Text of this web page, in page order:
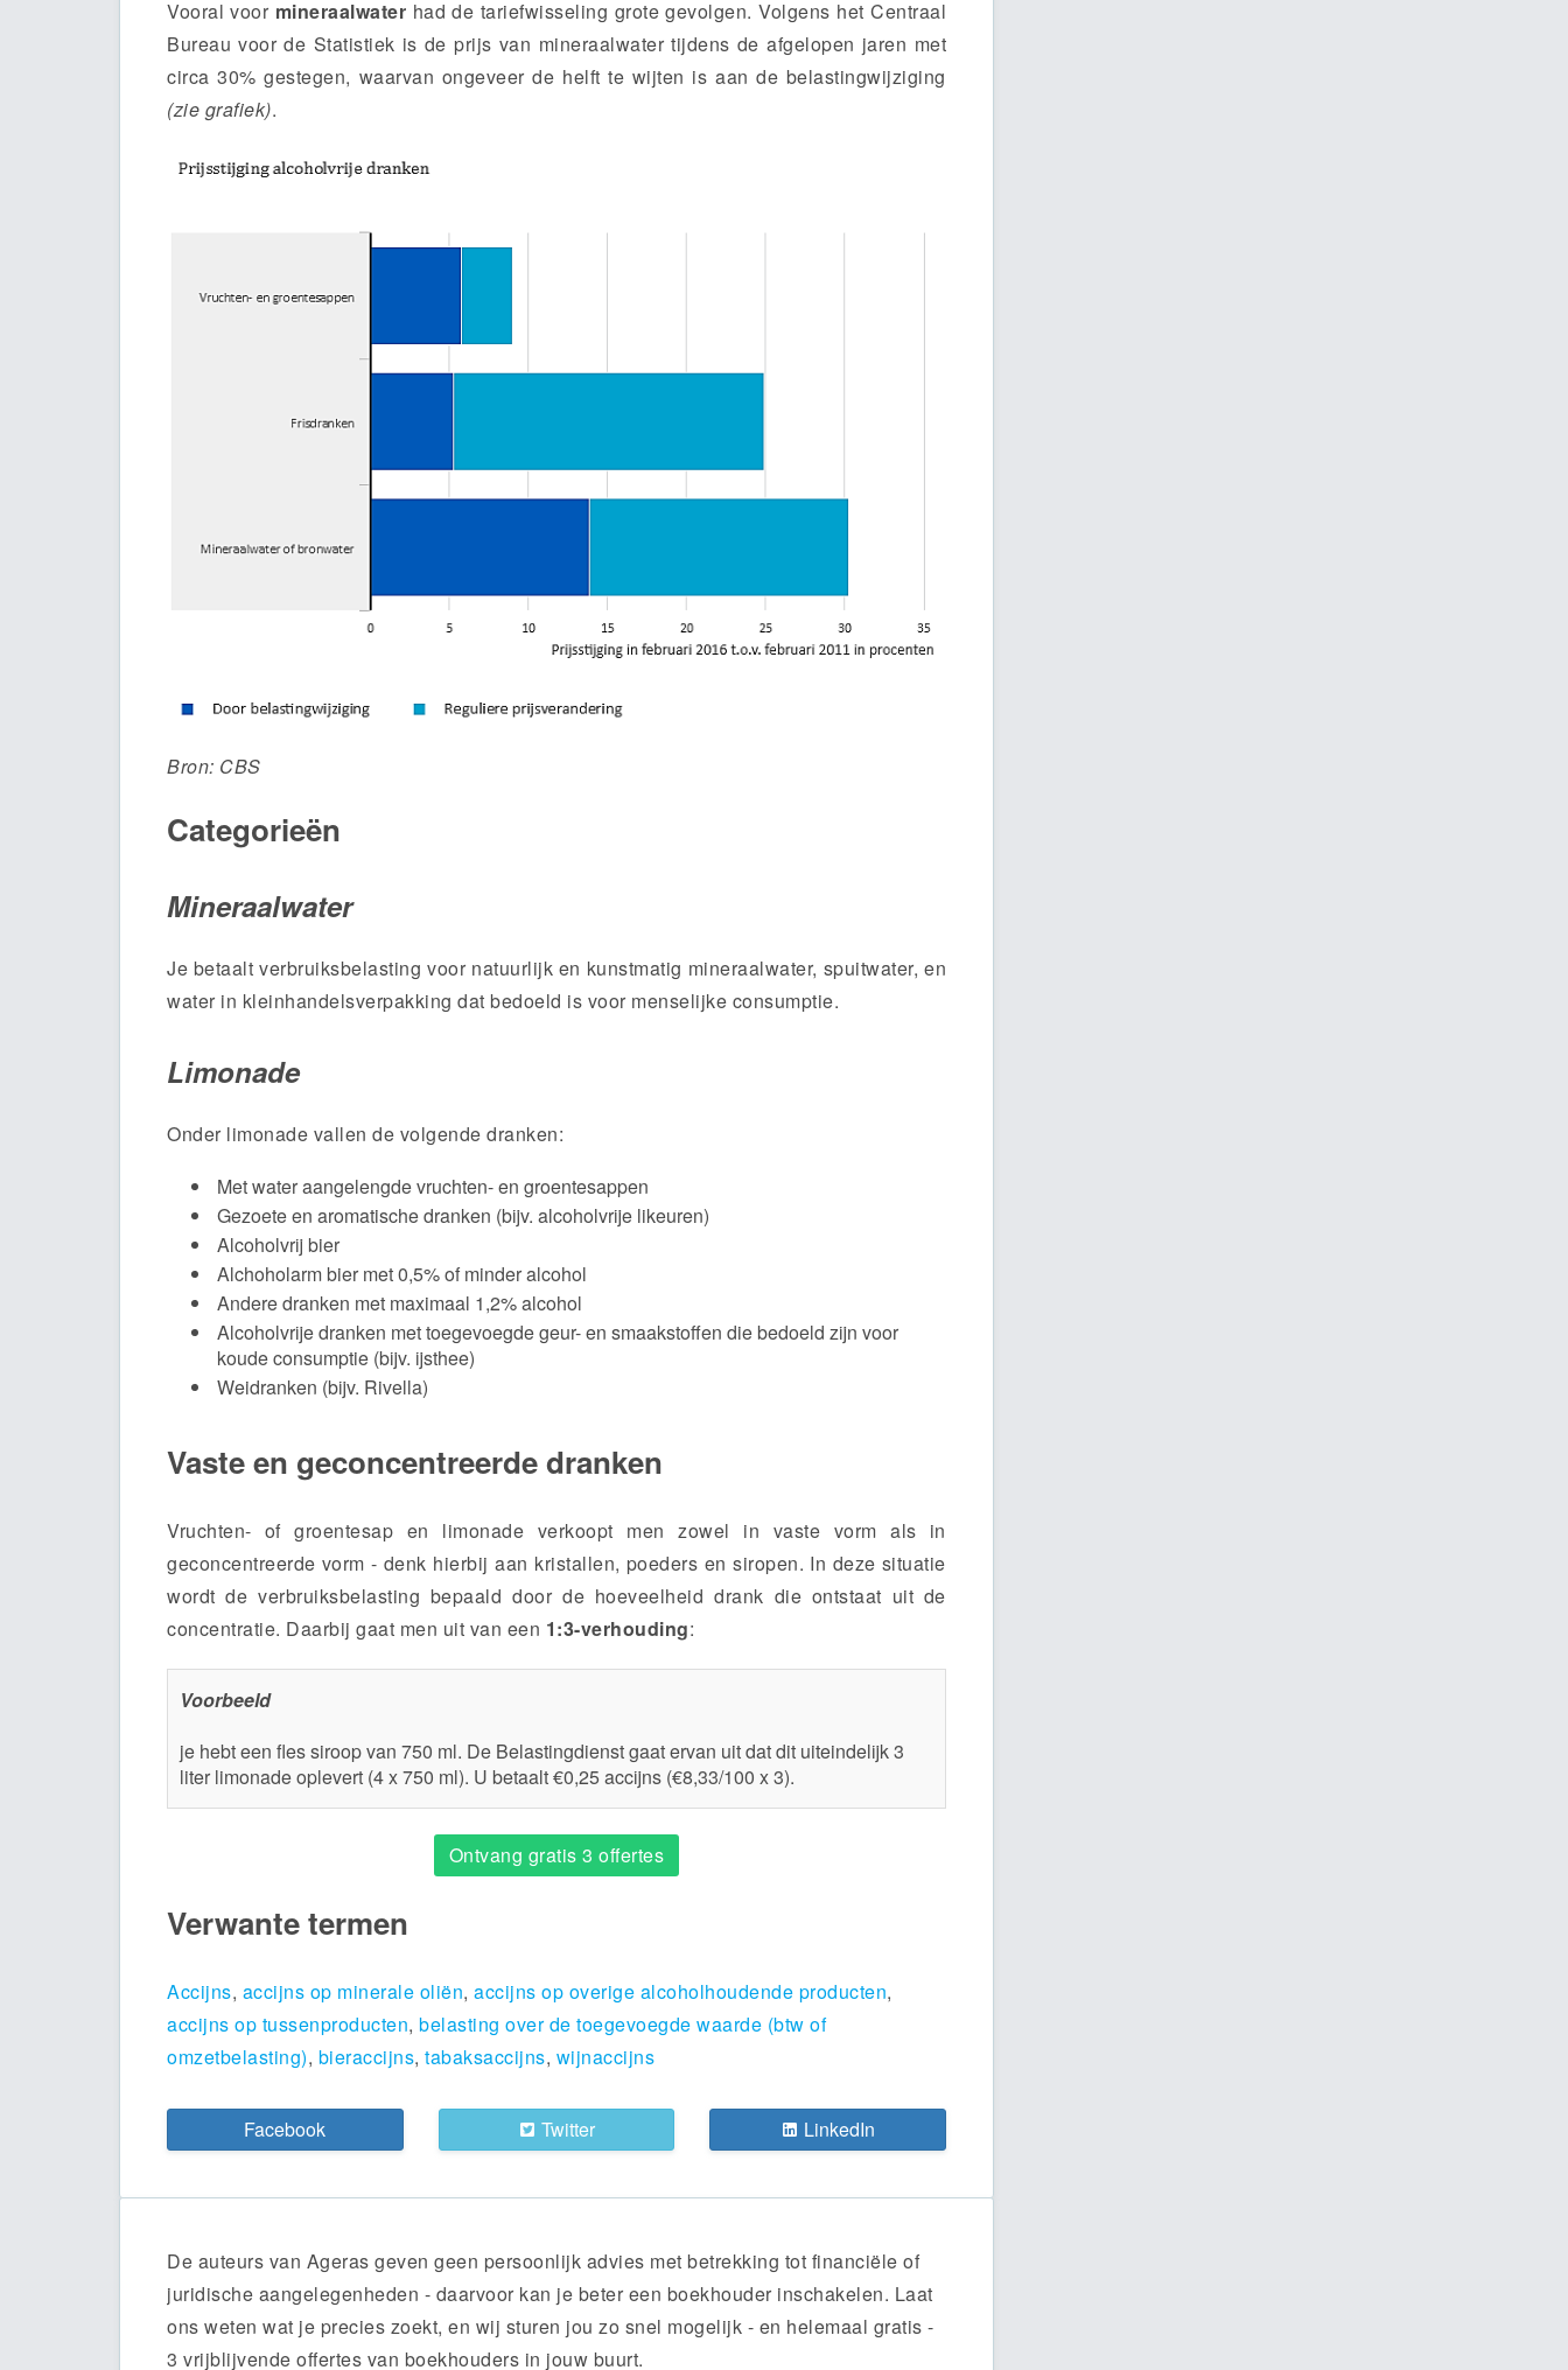
Vooral voor mineraalwater had de tariefwisseling grote gevolgen. Volgens het Centraal
Bureau voor de Statistiek is de prijs van mineraalwater tijdens de afgelopen jaren met
circa 30% gestegen, waarvan ongeveer de helft te wijten is aan de belastingwijziging
(zie grafiek).
Bron: CBS
Categorieën
Mineraalwater
Je betaalt verbruiksbelasting voor natuurlijk en kunstmatig mineraalwater, spuitwater, en
water in kleinhandelsverpakking dat bedoeld is voor menselijke consumptie.
Limonade
Onder limonade vallen de volgende dranken:
Met water aangelengde vruchten- en groentesappen
Gezoete en aromatische dranken (bijv. alcoholvrije likeuren)
Alcoholvrij bier
Alchoholarm bier met 0,5% of minder alcohol
Andere dranken met maximaal 1,2% alcohol
Alcoholvrije dranken met toegevoegde geur- en smaakstoffen die bedoeld zijn voor
koude consumptie (bijv. ijsthee)
Weidranken (bijv. Rivella)
Vaste en geconcentreerde dranken
Vruchten- of groentesap en limonade verkoopt men zowel in vaste vorm als in
geconcentreerde vorm - denk hierbij aan kristallen, poeders en siropen. In deze situatie
wordt de verbruiksbelasting bepaald door de hoeveelheid drank die ontstaat uit de
concentratie. Daarbij gaat men uit van een 1:3-verhouding:
Voorbeeld
je hebt een fles siroop van 750 ml. De Belastingdienst gaat ervan uit dat dit uiteindelijk 3
liter limonade oplevert (4 x 750 ml). U betaalt €0,25 accijns (€8,33/100 x 3).
Ontvang gratis 3 offertes
Verwante termen
Accijns, accijns op minerale oliën, accijns op overige alcoholhoudende producten,
accijns op tussenproducten, belasting over de toegevoegde waarde (btw of
omzetbelasting), bieraccijns, tabaksaccijns, wijnaccijns
Facebook Twitter LinkedIn
De auteurs van Ageras geven geen persoonlijk advies met betrekking tot financiële of
juridische aangelegenheden - daarvoor kan je beter een boekhouder inschakelen. Laat
ons weten wat je precies zoekt, en wij sturen jou zo snel mogelijk - en helemaal gratis -
3 vrijblijvende offertes van boekhouders in jouw buurt.